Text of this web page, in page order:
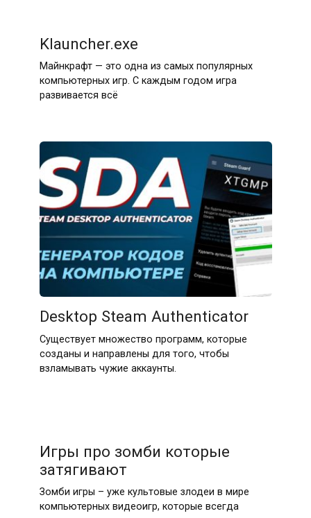
Klauncher.exe
Майнкрафт — это одна из самых популярных
компьютерных игр. С каждым годом игра
развивается всё
Desktop Steam Authenticator
Существует множество программ, которые
созданы и направлены для того, чтобы
взламывать чужие аккаунты.
Игры про зомби которые
затягивают
Зомби игры – уже культовые злодеи в мире
компьютерных видеоигр, которые всегда